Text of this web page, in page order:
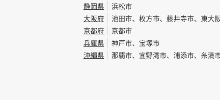
静岡県
浜松市
大阪府
池田市、枚方市、藤井寺市、東大
京都府
京都市
兵庫県
神戸市、宝塚市
沖縄県
那覇市、宜野湾市、浦添市、糸満